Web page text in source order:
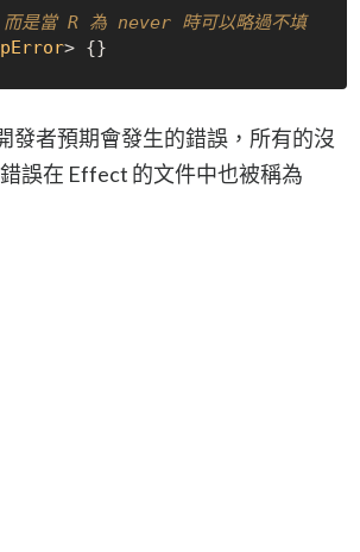
是當 R 為 never 時可以略過不填
發者預期會發生的錯誤，所有的沒
誤在 Effect 的文件中也被稱為